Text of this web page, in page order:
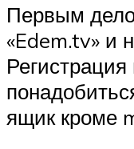
Первым
«Edem.tv» и
ящик кроме